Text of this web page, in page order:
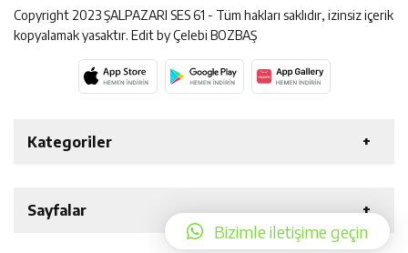
Copyright 2023 ŞALPAZARI SES 61 - Tüm hakları saklıdır, izinsiz içerik
kopyalamak yasaktır. Edit by Çelebi BOZBAŞ
Kategoriler
Manşet
Spor
Sayfalar
Bizimle iletişime geçin